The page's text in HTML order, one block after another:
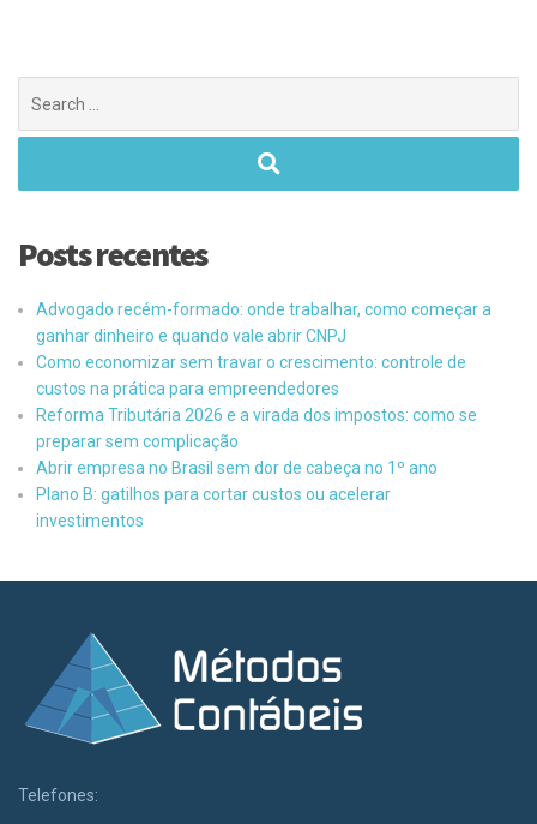
Posts recentes
Advogado recém-formado: onde trabalhar, como começar a
ganhar dinheiro e quando vale abrir CNPJ
Como economizar sem travar o crescimento: controle de
custos na prática para empreendedores
Reforma Tributária 2026 e a virada dos impostos: como se
preparar sem complicação
Abrir empresa no Brasil sem dor de cabeça no 1º ano
Plano B: gatilhos para cortar custos ou acelerar
investimentos
Telefones: